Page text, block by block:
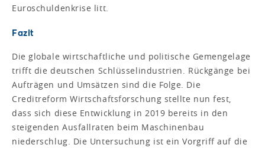
Euroschuldenkrise litt.
Fazit
Die globale wirtschaftliche und politische Gemengelage
trifft die deutschen Schlüsselindustrien. Rückgänge bei
Aufträgen und Umsätzen sind die Folge. Die
Creditreform Wirtschaftsforschung stellte nun fest,
dass sich diese Entwicklung in 2019 bereits in den
steigenden Ausfallraten beim Maschinenbau
niederschlug. Die Untersuchung ist ein Vorgriff auf die